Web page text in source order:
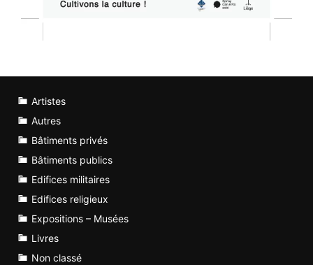
Artistes
Autres
Bâtiments privés
Bâtiments publics
Edifices militaires
Edifices religieux
Expositions – Musées
Livres
Non classé